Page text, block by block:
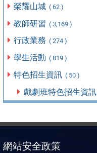
榮耀山城 ( 62 )
教師研習 ( 3,169 )
行政業務 ( 274 )
學生活動 ( 819 )
特色招生資訊 ( 50 )
戲劇班特色招生資訊
網站安全政策